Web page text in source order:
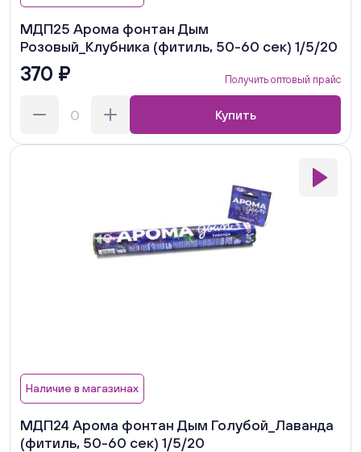
МДП25 Арома фонтан Дым
Розовый_Клубника (фитиль, 50-60 сек) 1/5/20
370 ₽ Получить оптовый прайс
Купить
Наличие в магазинах
МДП24 Арома фонтан Дым Голубой_Лаванда
(фитиль, 50-60 сек) 1/5/20